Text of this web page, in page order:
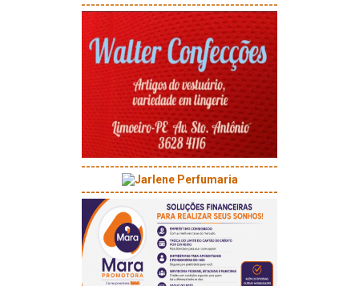
-----------------------------------------
-----------------------------------------
-----------------------------------------